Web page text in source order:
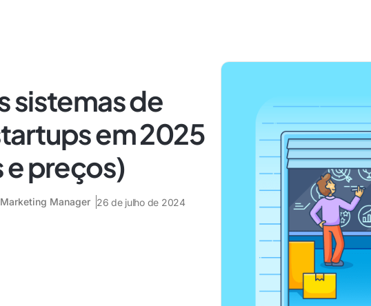
sistemas de
em 2025
e preços)
Manager 26 de julho de 2024